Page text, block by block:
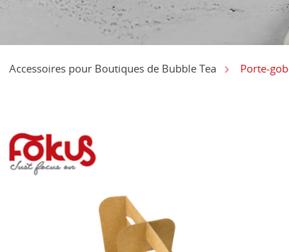
Accessoires pour Boutiques de Bubble Tea Porte-